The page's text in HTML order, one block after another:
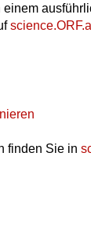
finden Sie in